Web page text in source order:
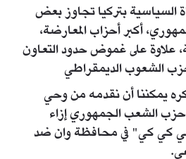
السياسية بتركيا تجاوز بعض
أكبر أحزاب المعارضة،
علاوة على غموض حدود التعاون
الشعوب الديمقراطي
يمكننا أن نقدمه من وحي
حزب الشعب الجمهوري إزاء
كي كي" في محافظة وان ضد